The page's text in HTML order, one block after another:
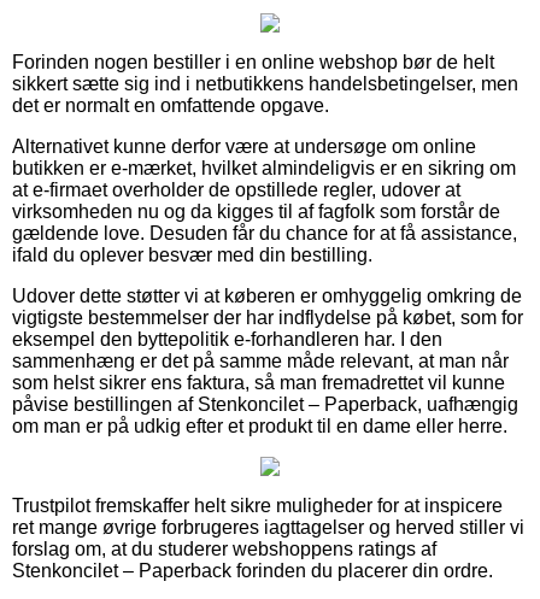
Forinden nogen bestiller i en online webshop bør de helt
sikkert sætte sig ind i netbutikkens handelsbetingelser, men
det er normalt en omfattende opgave.
Alternativet kunne derfor være at undersøge om online
butikken er e-mærket, hvilket almindeligvis er en sikring om
at e-firmaet overholder de opstillede regler, udover at
virksomheden nu og da kigges til af fagfolk som forstår de
gældende love. Desuden får du chance for at få assistance,
ifald du oplever besvær med din bestilling.
Udover dette støtter vi at køberen er omhyggelig omkring de
vigtigste bestemmelser der har indflydelse på købet, som for
eksempel den byttepolitik e-forhandleren har. I den
sammenhæng er det på samme måde relevant, at man når
som helst sikrer ens faktura, så man fremadrettet vil kunne
påvise bestillingen af Stenkoncilet – Paperback, uafhængig
om man er på udkig efter et produkt til en dame eller herre.
Trustpilot fremskaffer helt sikre muligheder for at inspicere
ret mange øvrige forbrugeres iagttagelser og herved stiller vi
forslag om, at du studerer webshoppens ratings af
Stenkoncilet – Paperback forinden du placerer din ordre.